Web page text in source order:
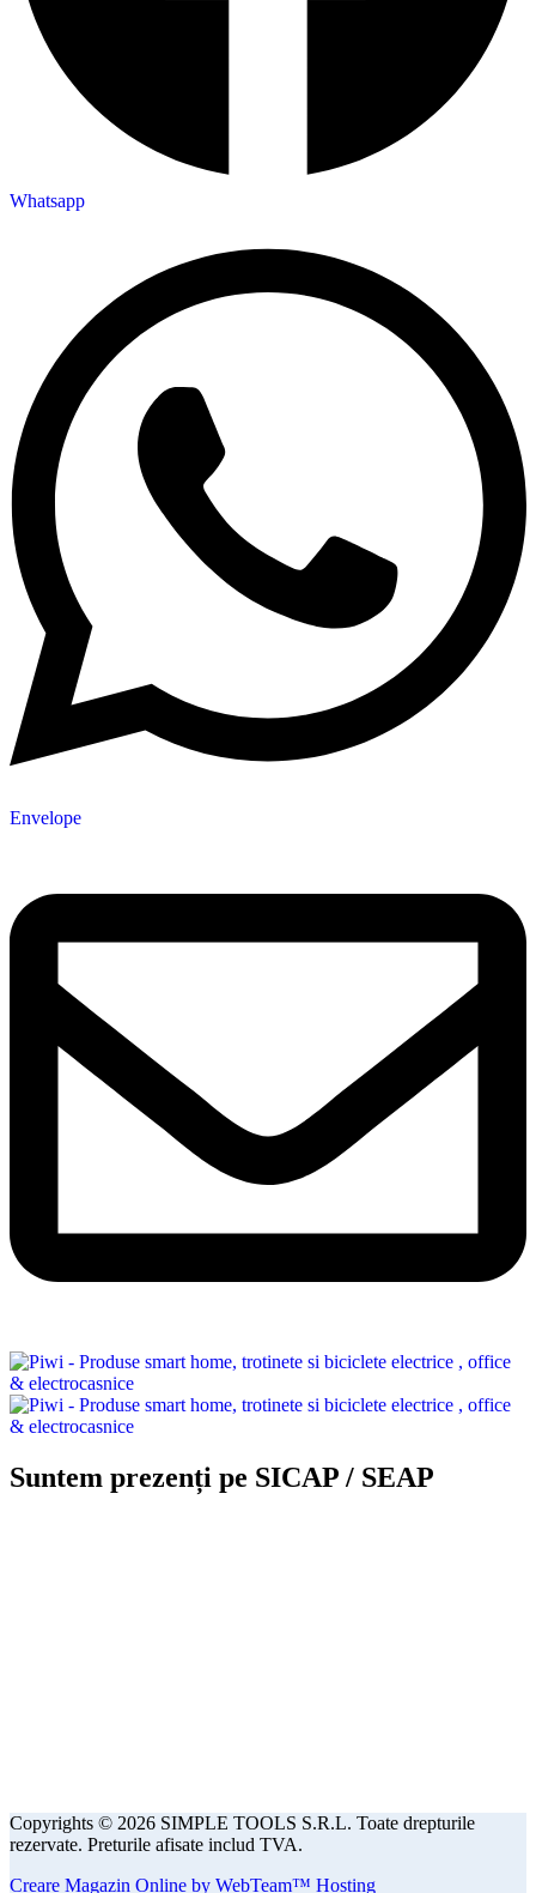
Whatsapp
Envelope
Suntem prezenți pe SICAP / SEAP
Copyrights © 2026 SIMPLE TOOLS S.R.L. Toate drepturile
rezervate. Preturile afisate includ TVA.
Creare Magazin Online by WebTeam™ Hosting